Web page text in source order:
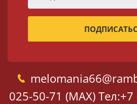
025-50-71 (MAX) Тел:+7